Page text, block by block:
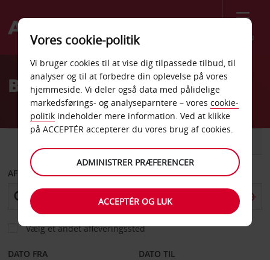
Menu
Welcome
AvisBilleje St Peter Ording
AFHENT FRA
Vælg et andet afleveringssted
DATO FRA DATO TIL
Vores cookie-politik
Vi bruger cookies til at vise dig tilpassede tilbud, til
analyser og til at forbedre din oplevelse på vores
hjemmeside. Vi deler også data med pålidelige
markedsførings- og analyseparntere – vores cookie-
politik indeholder mere information. Ved at klikke
på ACCEPTÉR accepterer du vores brug af cookies.
ADMINISTRER PRÆFERENCER
ACCEPTÉR OG LUK